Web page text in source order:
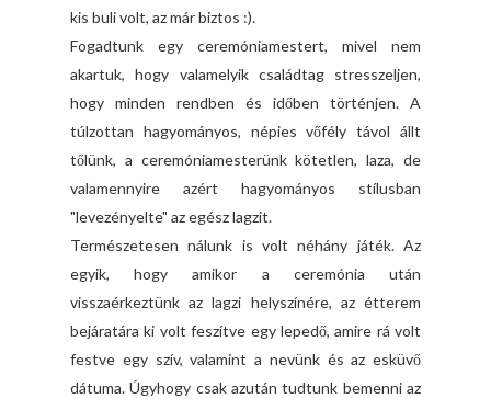
kis buli volt, az már biztos :).
Fogadtunk egy ceremóniamestert, mivel nem
akartuk, hogy valamelyik családtag stresszeljen,
hogy minden rendben és időben történjen. A
túlzottan hagyományos, népies vőfély távol állt
tőlünk, a ceremóniamesterünk kötetlen, laza, de
valamennyire azért hagyományos stílusban
"levezényelte" az egész lagzit.
Természetesen nálunk is volt néhány játék. Az
egyik, hogy amikor a ceremónia után
visszaérkeztünk az lagzi helyszínére, az étterem
bejáratára ki volt feszítve egy lepedő, amire rá volt
festve egy szív, valamint a nevünk és az esküvő
dátuma. Úgyhogy csak azután tudtunk bemenni az